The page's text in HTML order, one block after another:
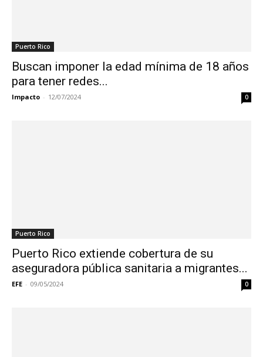
Puerto Rico
Buscan imponer la edad mínima de 18 años
para tener redes...
Impacto - 12/07/2024 0
Puerto Rico
Puerto Rico extiende cobertura de su
aseguradora pública sanitaria a migrantes...
EFE - 09/05/2024 0